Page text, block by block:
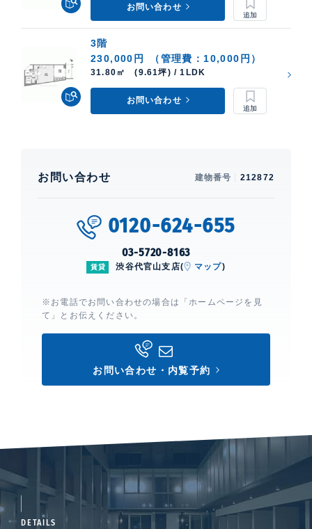
お問い合わせ
3階
230,000円
（管理費：10,000円）
31.80㎡ (9.61坪) / 1LDK
お問い合わせ
お問い合わせ 建物番号 212872
0120-624-655
03-5720-8163
賃貸 渋谷代官山支店( マップ)
※お電話でお問い合わせの場合は「ホームページを見
て」とお伝えください。
お問い合わせ・内覧予約
DETAILS